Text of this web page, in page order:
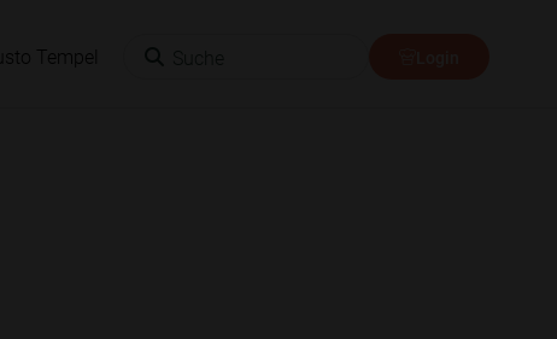
Tempel